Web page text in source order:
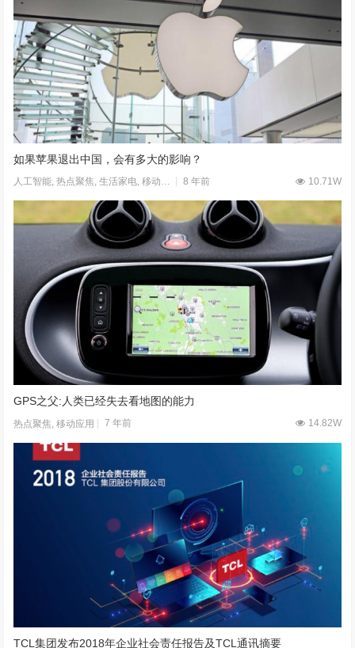
如果苹果退出中国，会有多大的影响？
人工智能,热点聚焦,生活家电,移动应用 8 年前 10.71W
GPS之父:人类已经失去看地图的能力
热点聚焦,移动应用 7 年前 14.82W
TCL集团发布2018年企业社会责任报告及TCL通讯摘要